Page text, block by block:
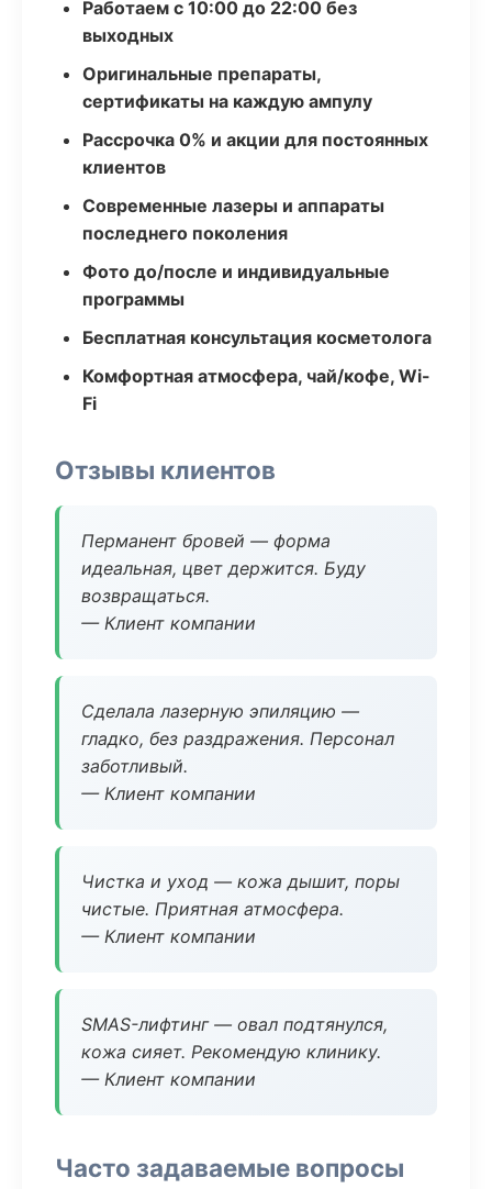
Работаем с 10:00 до 22:00 без
выходных
Оригинальные препараты,
сертификаты на каждую ампулу
Рассрочка 0% и акции для постоянных
клиентов
Современные лазеры и аппараты
последнего поколения
Фото до/после и индивидуальные
программы
Бесплатная консультация косметолога
Комфортная атмосфера, чай/кофе, Wi-
Fi
Отзывы клиентов
Перманент бровей — форма
идеальная, цвет держится. Буду
возвращаться.
— Клиент компании
Сделала лазерную эпиляцию —
гладко, без раздражения. Персонал
заботливый.
— Клиент компании
Чистка и уход — кожа дышит, поры
чистые. Приятная атмосфера.
— Клиент компании
SMAS-лифтинг — овал подтянулся,
кожа сияет. Рекомендую клинику.
— Клиент компании
Часто задаваемые вопросы